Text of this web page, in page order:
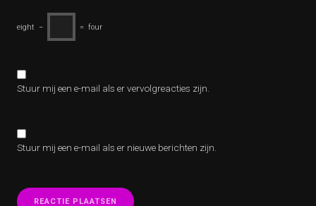
eight − = four
Stuur mij een e-mail als er vervolgreacties zijn.
Stuur mij een e-mail als er nieuwe berichten zijn.